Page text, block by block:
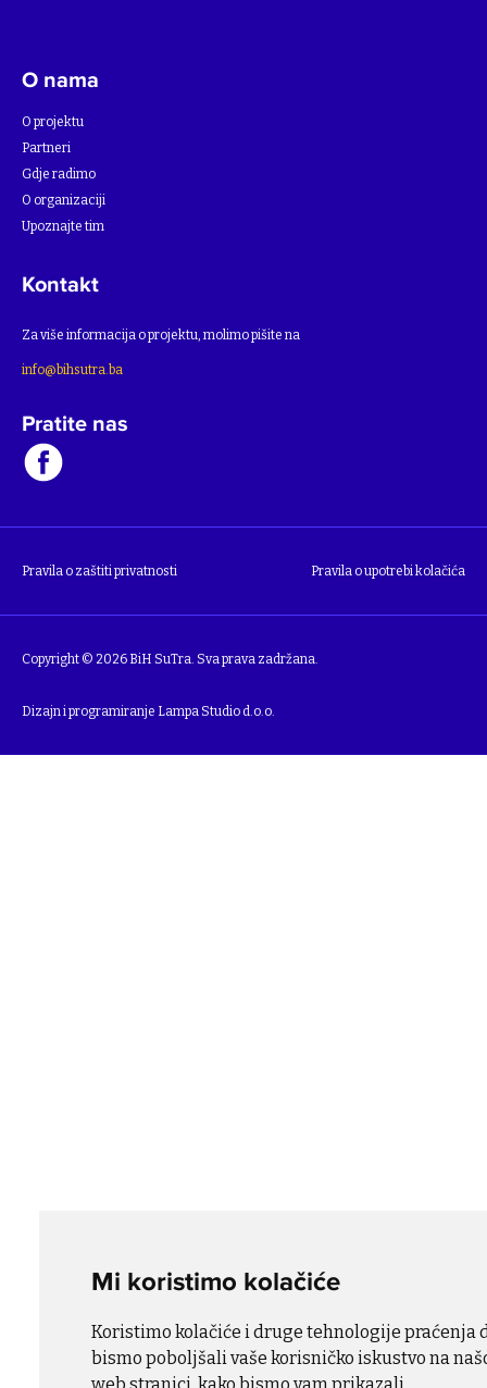
Mi koristimo kolačiće
Koristimo kolačiće i druge tehnologije praćenja
bismo poboljšali vaše korisničko iskustvo na
O nama
O projektu
Partneri
Gdje radimo
O organizaciji
Upoznajte tim
Kontakt
Za više informacija o projektu, molimo pišite na
info@bihsutra.ba
Pratite nas
Pravila o zaštiti privatnosti Pravila o upotrebi kolačića
Copyright © 2026 BiH SuTra. Sva prava zadržana.
Dizajn i programiranje Lampa Studio d.o.o.